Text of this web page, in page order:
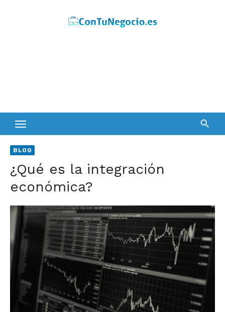
BLOG
¿Qué es la integración
económica?